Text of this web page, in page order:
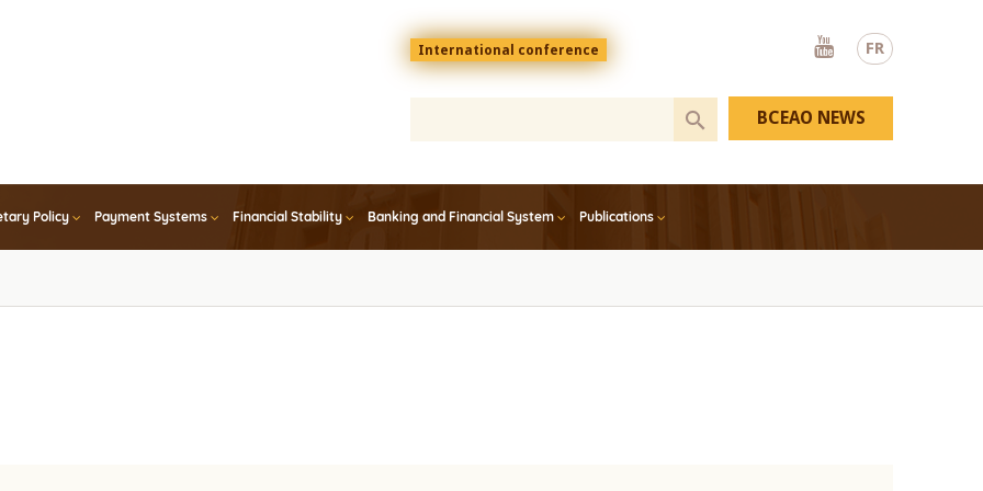
FR
Menu
top
En
International conference
Youtube
Policy Payment Systems Financial Stability Banking and Financial System Publications
BCEAO NEWS